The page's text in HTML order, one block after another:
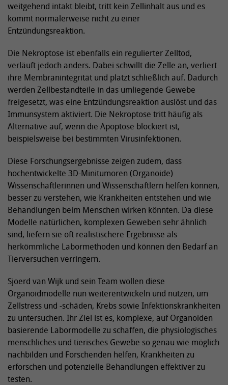
weitgehend intakt bleibt, tritt kein Zellinhalt aus und es
kommt normalerweise nicht zu einer
Entzündungsreaktion.
Die Nekroptose ist ebenfalls ein regulierter Zelltod,
verläuft jedoch anders. Dabei schwillt die Zelle an, verliert
ihre Membranintegrität und platzt schließlich auf. Dadurch
werden Zellbestandteile in das umliegende Gewebe
freigesetzt, was eine Entzündungsreaktion auslöst und das
Immunsystem aktiviert. Die Nekroptose tritt häufig als
Alternative auf, wenn die Apoptose blockiert ist,
beispielsweise bei bestimmten Virusinfektionen.
Diese Forschungsergebnisse zeigen zudem, dass
hochentwickelte 3D-Minitumoren (Organoide)
Wissenschaftlerinnen und Wissenschaftlern helfen können,
besser zu verstehen, wie Krankheiten entstehen und wie
Behandlungen beim Menschen wirken könnten. Da diese
Modelle natürlichen, komplexen Geweben sehr ähnlich
sind, liefern sie oft realistischere Ergebnisse als
herkömmliche Labormethoden und können den Bedarf an
Tierversuchen verringern.
Sjoerd van Wijk und sein Team wollen diese
Organoidmodelle nun weiterentwickeln und nutzen, um
Zellstress und -schäden, Krebs sowie Infektionskrankheiten
zu untersuchen. Ihr Ziel ist es, komplexe, auf Organoiden
basierende Labormodelle zu schaffen, die physiologisches
menschliches und tierisches Gewebe so genau wie möglich
nachbilden und Forschenden helfen, Krankheiten zu
erforschen und potenzielle Behandlungen effektiver zu
testen.